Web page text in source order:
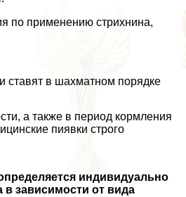
по применению стрихнина,
ставят в шахматном порядке
а также в период кормления
пиявки строго
индивидуально
в зависимости от вида